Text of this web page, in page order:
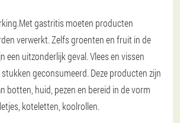
Met gastritis moeten producten
verwerkt. Zelfs groenten en fruit in de
een uitzonderlijk geval. Vlees en vissen
geconsumeerd. Deze producten zijn
botten, huid, pezen en bereid in de vorm
koteletten, koolrollen.